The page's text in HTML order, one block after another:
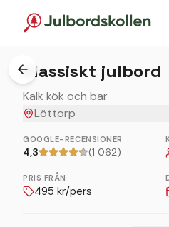
Klassiskt julbord
Kalk kök och bar
Löttorp
GOOGLE-RECENSIONER
4,3 (1 062)
PRIS FRÅN
495 kr/pers